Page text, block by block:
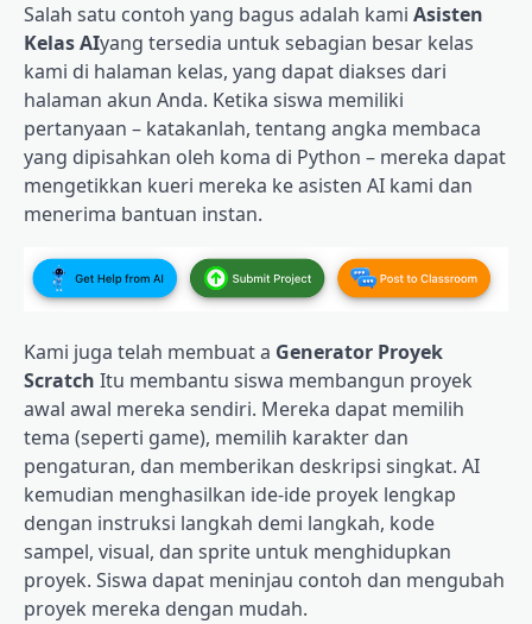
Salah satu contoh yang bagus adalah kami Asisten
Kelas AIyang tersedia untuk sebagian besar kelas
kami di halaman kelas, yang dapat diakses dari
halaman akun Anda. Ketika siswa memiliki
pertanyaan – katakanlah, tentang angka membaca
yang dipisahkan oleh koma di Python – mereka dapat
mengetikkan kueri mereka ke asisten AI kami dan
menerima bantuan instan.
Kami juga telah membuat a Generator Proyek
Scratch Itu membantu siswa membangun proyek
awal awal mereka sendiri. Mereka dapat memilih
tema (seperti game), memilih karakter dan
pengaturan, dan memberikan deskripsi singkat. AI
kemudian menghasilkan ide-ide proyek lengkap
dengan instruksi langkah demi langkah, kode
sampel, visual, dan sprite untuk menghidupkan
proyek. Siswa dapat meninjau contoh dan mengubah
proyek mereka dengan mudah.